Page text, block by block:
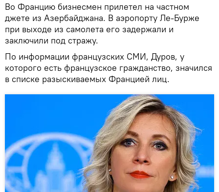
Во Францию бизнесмен прилетел на частном
джете из Азербайджана. В аэропорту Ле-Бурже
при выходе из самолета его задержали и
заключили под стражу.
По информации французских СМИ, Дуров, у
которого есть французское гражданство, значился
в списке разыскиваемых Францией лиц.